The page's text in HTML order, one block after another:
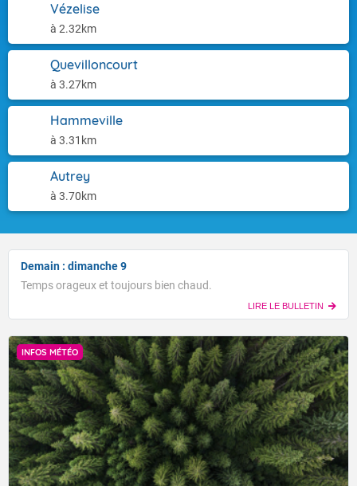
Vézelise
à 2.32km
Quevilloncourt
à 3.27km
Hammeville
à 3.31km
Autrey
à 3.70km
Demain : dimanche 9
Temps orageux et toujours bien chaud.
LIRE LE BULLETIN
INFOS MÉTÉO